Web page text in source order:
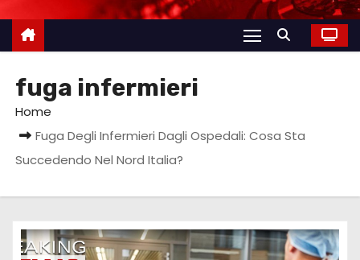
fuga infermieri
Home
Fuga Degli Infermieri Dagli Ospedali: Cosa Sta
Succedendo Nel Nord Italia?